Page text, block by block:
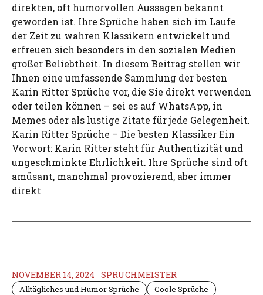
direkten, oft humorvollen Aussagen bekannt
geworden ist. Ihre Sprüche haben sich im Laufe
der Zeit zu wahren Klassikern entwickelt und
erfreuen sich besonders in den sozialen Medien
großer Beliebtheit. In diesem Beitrag stellen wir
Ihnen eine umfassende Sammlung der besten
Karin Ritter Sprüche vor, die Sie direkt verwenden
oder teilen können – sei es auf WhatsApp, in
Memes oder als lustige Zitate für jede Gelegenheit.
Karin Ritter Sprüche – Die besten Klassiker Ein
Vorwort: Karin Ritter steht für Authentizität und
ungeschminkte Ehrlichkeit. Ihre Sprüche sind oft
amüsant, manchmal provozierend, aber immer
direkt
NOVEMBER 14, 2024 SPRUCHMEISTER
Alltägliches und Humor Sprüche
Coole Sprüche